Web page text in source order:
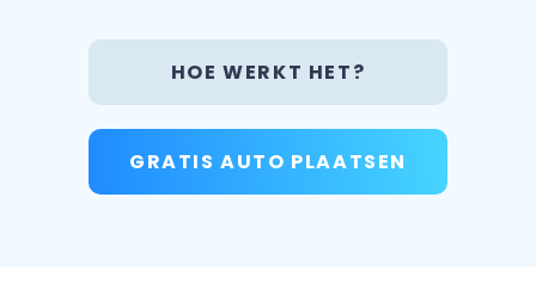
HOE WERKT HET?
GRATIS AUTO PLAATSEN